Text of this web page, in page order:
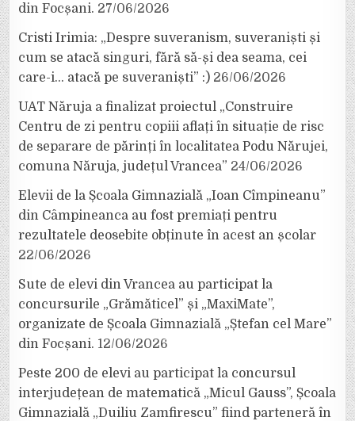
din Focșani. 27/06/2026
Cristi Irimia: „Despre suveranism, suveraniști și
cum se atacă singuri, fără să-și dea seama, cei
care-i… atacă pe suveraniști” :) 26/06/2026
UAT Năruja a finalizat proiectul „Construire
Centru de zi pentru copiii aflați în situație de risc
de separare de părinți în localitatea Podu Nărujei,
comuna Năruja, județul Vrancea” 24/06/2026
Elevii de la Școala Gimnazială „Ioan Cîmpineanu”
din Câmpineanca au fost premiați pentru
rezultatele deosebite obținute în acest an școlar
22/06/2026
Sute de elevi din Vrancea au participat la
concursurile „Grămăticel” și „MaxiMate”,
organizate de Școala Gimnazială „Ștefan cel Mare”
din Focșani. 12/06/2026
Peste 200 de elevi au participat la concursul
interjudețean de matematică „Micul Gauss”, Școala
Gimnazială „Duiliu Zamfirescu” fiind parteneră în